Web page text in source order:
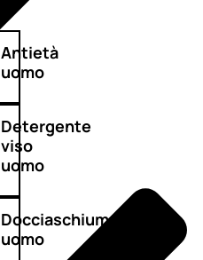
Antietà
uomo
Detergente
viso
uomo
Docciaschiuma
uomo